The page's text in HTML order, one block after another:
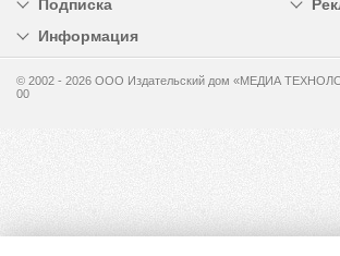
Подписка
Информация
© 2002 - 2026 OOO Издательский дом «МЕДИА
00